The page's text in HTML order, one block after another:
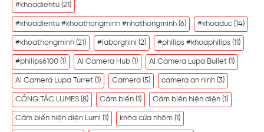
#khoadientu (21)
#khoadientu #khoathongminh #nhathongminh (6) #khoaduc (14)
#khoathongminh (21) #laborghini (2) #philips #khoaphilips (11)
#philips6100 (1) AI Camera Hub (1) AI Camera Lupa Bullet (1)
AI Camera Lupa Turret (1) Camera (5) camera an ninh (3)
CÔNG TẮC LUMES (8) Cảm biến (1) Cảm biến hiện diện (1)
Cảm biến hiện diện Lumi (1) khóa cửa nhôm (1)